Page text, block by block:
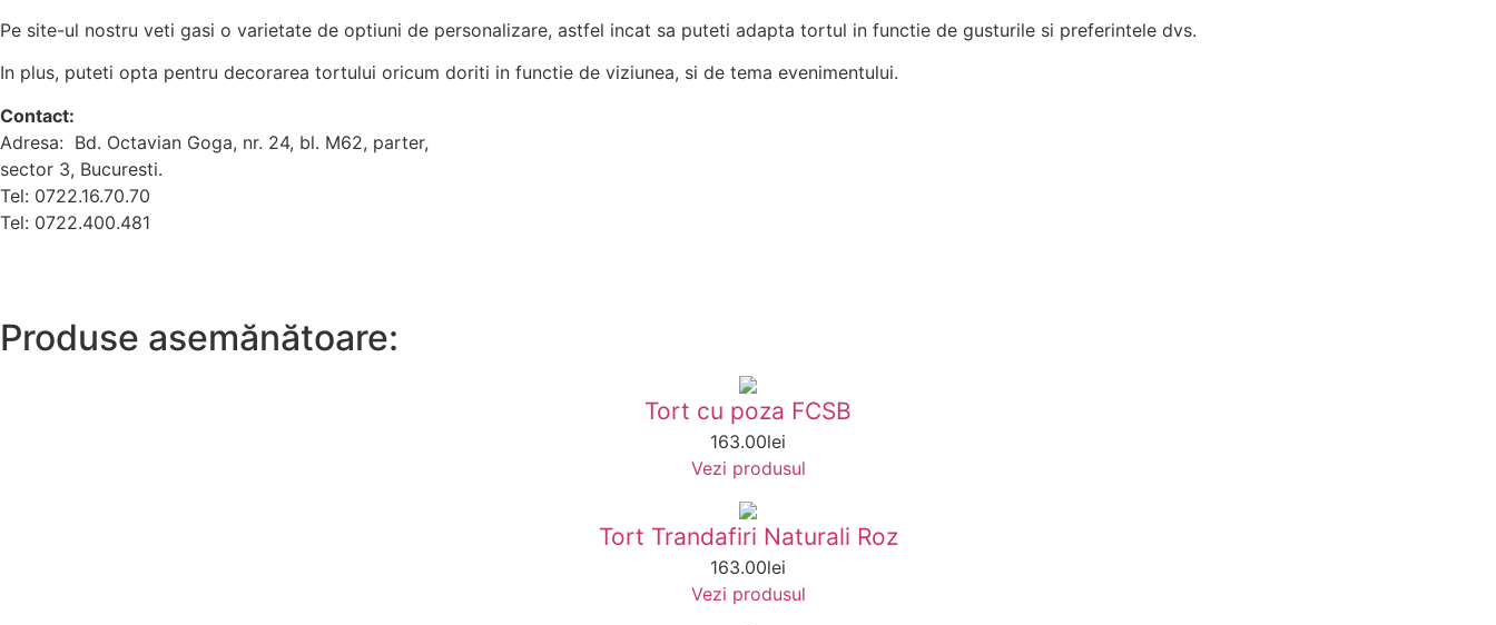
Pe site-ul nostru veti gasi o varietate de optiuni de personalizare, astfel incat sa puteti adapta tortul in functie de gusturile si preferintele dvs.
In plus, puteti opta pentru decorarea tortului oricum doriti in functie de viziunea, si de tema evenimentului.
Contact:
Adresa: Bd. Octavian Goga, nr. 24, bl. M62, parter,
sector 3, Bucuresti.
Tel: 0722.16.70.70
Tel: 0722.400.481
Produse asemănătoare:
Tort cu poza FCSB
163.00lei
Vezi produsul
Tort Trandafiri Naturali Roz
163.00lei
Vezi produsul